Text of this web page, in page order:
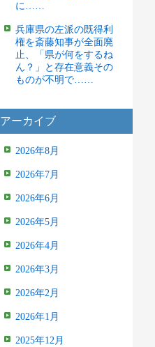
に……
兵庫県の左派の既得利
権を斎藤知事が全面廃
止、「県が何をするね
ん？」と存在意義その
ものが不明で……
アーカイブ
2026年8月
2026年7月
2026年6月
2026年5月
2026年4月
2026年3月
2026年2月
2026年1月
2025年12月